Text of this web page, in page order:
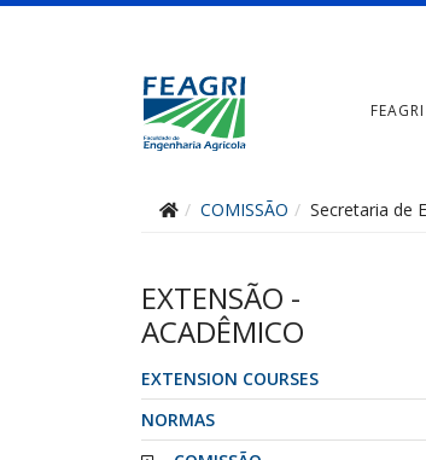
FEAGRI
COMISSÃO Secretaria de
EXTENSÃO -
ACADÊMICO
EXTENSION COURSES
NORMAS